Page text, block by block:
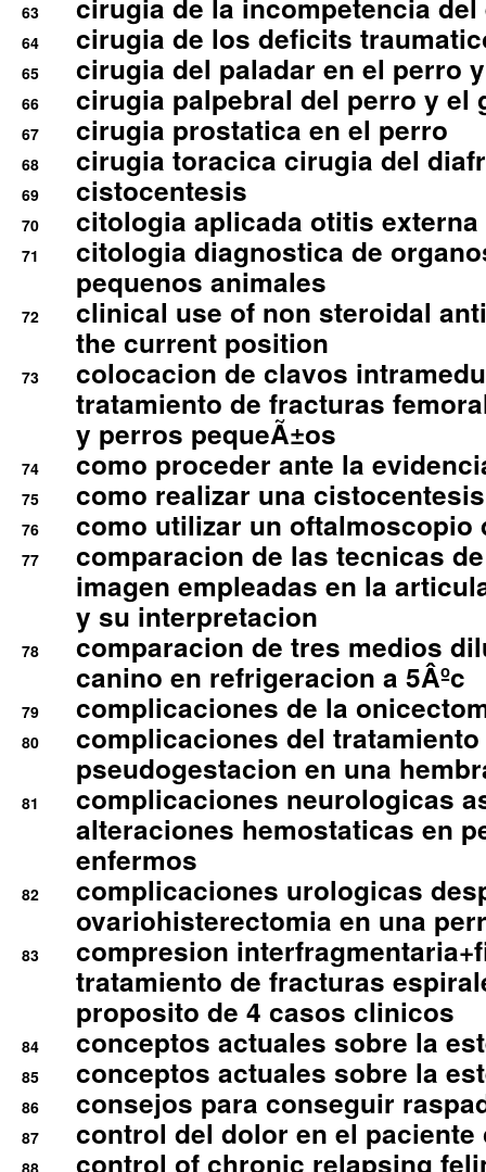
63 cirugia de la incompetencia
64 cirugia de los deficits
65 cirugia del paladar en el perro
66 cirugia palpebral del perro y el
67 cirugia prostatica en el perro
68 cirugia toracica cirugia del
69 cistocentesis
70 citologia aplicada otitis externa
71
citologia diagnostica de
pequenos animales
72
clinical use of non steroidal
the current position
73
colocacion de clavos
tratamiento de fracturas
y perros pequeÃ±os
74 como proceder ante la
75 como realizar una
76 como utilizar un oftalmoscopio
77
comparacion de las tecnicas
imagen empleadas en la
y su interpretacion
78
comparacion de tres medios
canino en refrigeracion a 5Âºc
79 complicaciones de la
80
complicaciones del
pseudogestacion en una
81
complicaciones neurologicas
alteraciones hemostaticas en
enfermos
82
complicaciones urologicas
ovariohisterectomia en una
83
compresion
tratamiento de fracturas
proposito de 4 casos clinicos
84 conceptos actuales sobre la
85 conceptos actuales sobre la
86 consejos para conseguir
87 control del dolor en el
control of chronic relapsing